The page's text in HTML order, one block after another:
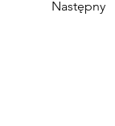
Następny